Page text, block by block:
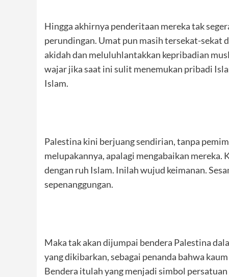
Hingga akhirnya penderitaan mereka tak
perundingan. Umat pun masih tersekat-sekat
akidah dan meluluhlantakkan kepribadian
wajar jika saat ini sulit menemukan pribadi
Islam.
Palestina kini berjuang sendirian, tanpa
melupakannya, apalagi mengabaikan
dengan ruh Islam. Inilah wujud keimanan.
sepenanggungan.
Maka tak akan dijumpai bendera Palestina
yang dikibarkan, sebagai penanda bahwa
Bendera itulah yang menjadi simbol